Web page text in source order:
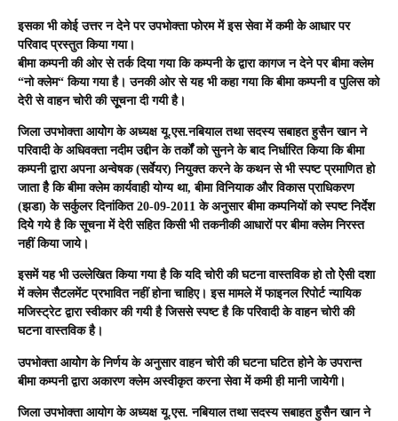
इसका भी कोई उत्तर न देने पर उपभोक्ता फोरम में इस सेवा में कमी के आधार पर
परिवाद प्रस्तुत किया गया।
बीमा कम्पनी की ओर से तर्क दिया गया कि कम्पनी के द्वारा कागज न देने पर बीमा क्लेम
“नो क्लेम“ किया गया है। उनकी ओर से यह भी कहा गया कि बीमा कम्पनी व पुलिस को
देरी से वाहन चोरी की सूूचना दी गयी है।
जिला उपभोक्ता आयोेग के अध्यक्ष यू.एस.नबियाल तथा सदस्य सबाहत हुसैन खान ने
परिवादी के अधिवक्ता नदीम उद्दीन के तर्कों को सुनने के बाद निर्धारित किया कि बीमा
कम्पनी द्वारा अपना अन्वेषक (सर्वेयर) नियुक्त करने के कथन से भी स्पष्ट प्रमाणित हो
जाता हैै कि बीमा क्लेम कार्यवाही योग्य था, बीमा विनियाक और विकास प्राधिकरण
(झडा) केे सर्कुलर दिनांकित 20-09-2011 के अनुसार बीमा कम्पनियों को स्पष्ट निर्देश
दियेे गये है कि सूचना में देरी सहित किसी भी तकनीकी आधारों पर बीमा क्लेम निरस्त
नहीं किया जाये।
इसमें यह भी उल्लेखित किया गया है कि यदि चोरी की घटना वास्तविक हो तोे ऐेसी दशा
में क्लेम सैैटलमेंट प्रभावित नहीं होना चाहिए। इस मामले में फाइनल रिपोर्ट न्यायिक
मजिस्ट्रेट द्वारा स्वीकार की गयी है जिससे स्पष्ट है कि परिवादी के वाहन चोरी की
घटना वास्तविक है।
उपभोक्ता आयोेग के निर्णय के अनुसार वाहन चोरी की घटना घटित होनेे के उपरान्त
बीमा कम्पनी द्वारा अकारण क्लेम अस्वीकृत करना सेवा में कमी ही मानी जायेेगी।
जिला उपभोक्ता आयोग के अध्यक्ष यू.एस. नबियाल तथा सदस्य सबाहत हुसैैन खान ने